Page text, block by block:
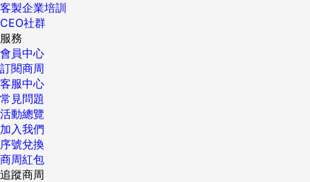
客製企業培訓
CEO社群
服務
會員中心
訂閱商周
客服中心
常見問題
活動總覽
加入我們
序號兌換
商周紅包
追蹤商周